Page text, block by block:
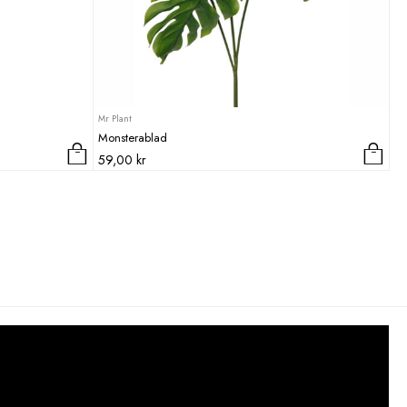
Mr Plant
Monsterablad
59,00 kr